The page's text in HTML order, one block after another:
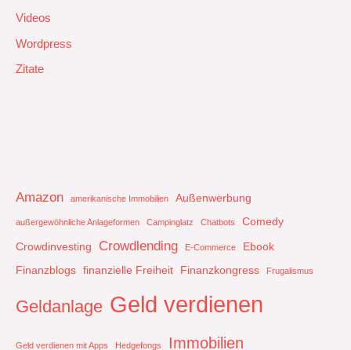
Videos
Wordpress
Zitate
Amazon amerikanische Immobilien Außenwerbung
außergewöhnliche Anlageformen Campinglatz Chatbots
Comedy
Crowdinvesting
Crowdlending E-Commerce
Ebook
Finanzblogs finanzielle Freiheit Finanzkongress Frugalismus
Geldanlage Geld verdienen
Geld verdienen mit Apps Hedgefongs Immobilien